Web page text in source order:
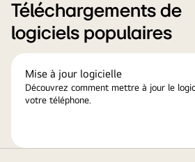
Téléchargements de
logiciels populaires
Mise à jour logicielle
Découvrez comment mettre à jour le
votre téléphone.